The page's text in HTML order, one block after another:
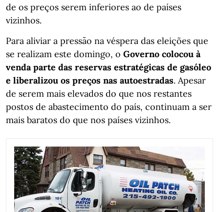
de os preços serem inferiores ao de países
vizinhos.
Para aliviar a pressão na véspera das eleições que
se realizam este domingo, o Governo colocou à
venda parte das reservas estratégicas de gasóleo
e liberalizou os preços nas autoestradas. Apesar
de serem mais elevados do que nos restantes
postos de abastecimento do país, continuam a ser
mais baratos do que nos países vizinhos.